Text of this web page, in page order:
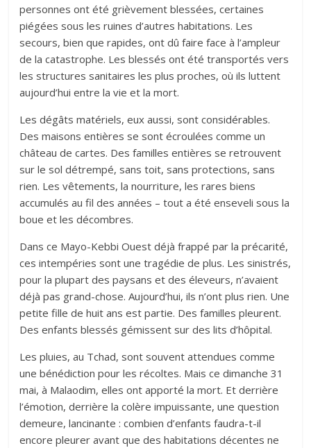
personnes ont été grièvement blessées, certaines
piégées sous les ruines d’autres habitations. Les
secours, bien que rapides, ont dû faire face à l’ampleur
de la catastrophe. Les blessés ont été transportés vers
les structures sanitaires les plus proches, où ils luttent
aujourd’hui entre la vie et la mort.
Les dégâts matériels, eux aussi, sont considérables.
Des maisons entières se sont écroulées comme un
château de cartes. Des familles entières se retrouvent
sur le sol détrempé, sans toit, sans protections, sans
rien. Les vêtements, la nourriture, les rares biens
accumulés au fil des années – tout a été enseveli sous la
boue et les décombres.
Dans ce Mayo-Kebbi Ouest déjà frappé par la précarité,
ces intempéries sont une tragédie de plus. Les sinistrés,
pour la plupart des paysans et des éleveurs, n’avaient
déjà pas grand-chose. Aujourd’hui, ils n’ont plus rien. Une
petite fille de huit ans est partie. Des familles pleurent.
Des enfants blessés gémissent sur des lits d’hôpital.
Les pluies, au Tchad, sont souvent attendues comme
une bénédiction pour les récoltes. Mais ce dimanche 31
mai, à Malaodim, elles ont apporté la mort. Et derrière
l’émotion, derrière la colère impuissante, une question
demeure, lancinante : combien d’enfants faudra-t-il
encore pleurer avant que des habitations décentes ne